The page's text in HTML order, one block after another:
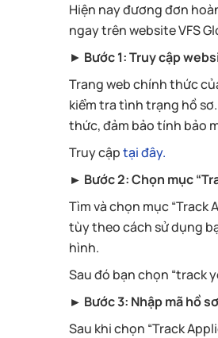
Hiện nay đương đơn
ngay trên website VFS
► Bước 1: Truy cập
Trang web chính thức
kiểm tra tình trạng hồ
thức, đảm bảo tính bảo
Truy cậptại đây.
► Bước 2: Chọn mục
Tìm và chọn mục
tùy theo cách sử dụng
hình.
Sau đó bạn chọn “track
► Bước 3: Nhập mã hồ
Sau khi chọn “Track